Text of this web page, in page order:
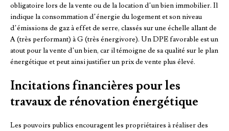
obligatoire lors de la vente ou de la location d’un bien immobilier. Il
indique la consommation d’énergie du logement et son niveau
d’émissions de gaz à effet de serre, classés sur une échelle allant de
A (très performant) à G (très énergivore). Un DPE favorable est un
atout pour la vente d’un bien, car il témoigne de sa qualité sur le plan
énergétique et peut ainsi justifier un prix de vente plus élevé.
Incitations financières pour les
travaux de rénovation énergétique
Les pouvoirs publics encouragent les propriétaires à réaliser des